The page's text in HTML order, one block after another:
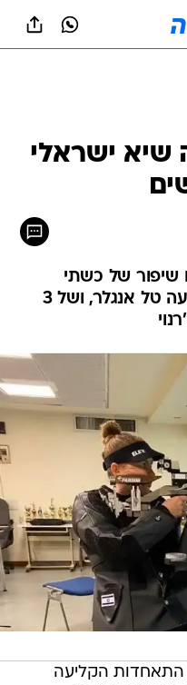
שיא ישראלי
זהו שיפור של כשתי
נקודות מהשיא הקודם שקבעה טל אנגלר, ושל 3
התאחדות הקליעה